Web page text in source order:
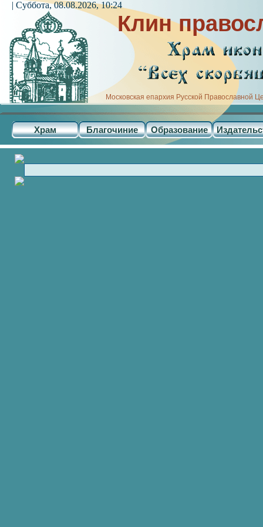
Клин
Московская епархия Русской Православной
Храм Благочиние Образование
| Суббота, 08.08.2026, 10:24